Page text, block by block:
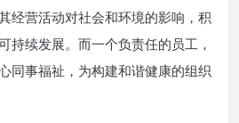
经营活动对社会和环境的影响，积
持续发展。而一个负责任的员工，
同事福祉，为构建和谐健康的组织